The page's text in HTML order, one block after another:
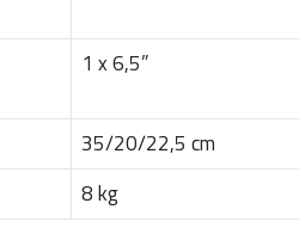
1 x 6,5”
35/20/22,5 cm
8 kg